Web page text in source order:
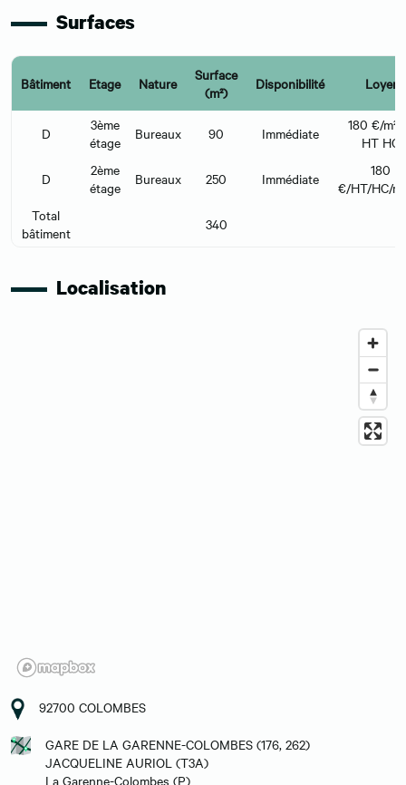
Surfaces
Bâtiment Etage Nature
Surface
(m²)
Disponibilité Loyer
D
3ème
étage
Bureaux 90 Immédiate
180 €/m²/
HT HC
D
2ème
étage
Bureaux 250 Immédiate
180
€/HT/HC/
Total
bâtiment
340
Localisation
92700 COLOMBES
GARE DE LA GARENNE-COLOMBES (176, 262)
JACQUELINE AURIOL (T3A)
La Garenne-Colombes (P)